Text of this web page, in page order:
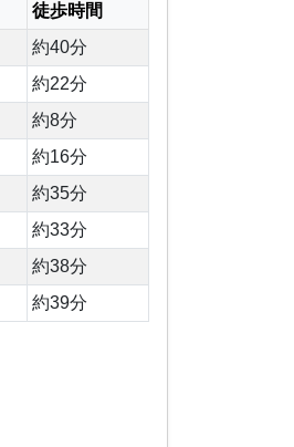
徒歩時間
約40分
約22分
約8分
約16分
約35分
約33分
約38分
約39分